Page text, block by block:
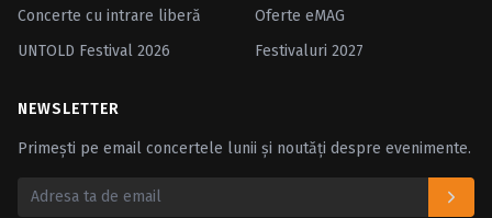
Concerte cu intrare liberă
Oferte eMAG
UNTOLD Festival 2026
Festivaluri 2027
NEWSLETTER
Primești pe email concertele lunii și noutăți despre evenimente.